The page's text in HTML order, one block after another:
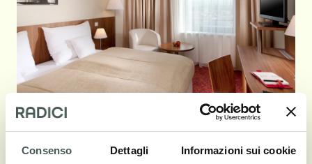
Consenso Dettagli Informazioni sui cookie